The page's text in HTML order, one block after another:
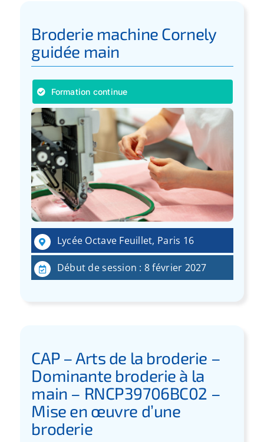
Broderie machine Cornely
guidée main
Formation continue
Lycée Octave Feuillet, Paris 16
Début de session : 8 février 2027
CAP – Arts de la broderie –
Dominante broderie à la
main – RNCP39706BC02 –
Mise en œuvre d’une
broderie